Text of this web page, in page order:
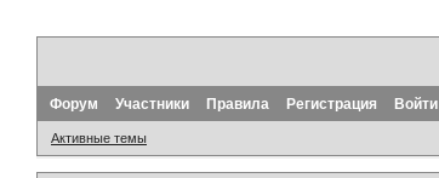
Форум Участники Правила Регистрация Войти
Активные темы